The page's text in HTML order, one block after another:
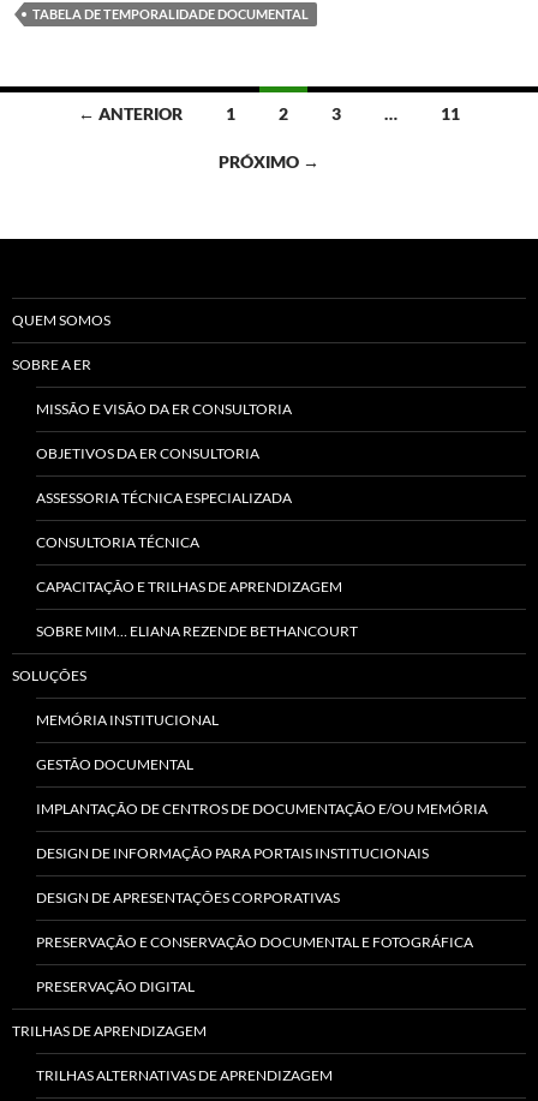
TABELA DE TEMPORALIDADE DOCUMENTAL
Navegação
← ANTERIOR 1 2 3 … 11
PRÓXIMO →
QUEM SOMOS
SOBRE A ER
MISSÃO E VISÃO DA ER CONSULTORIA
OBJETIVOS DA ER CONSULTORIA
ASSESSORIA TÉCNICA ESPECIALIZADA
CONSULTORIA TÉCNICA
CAPACITAÇÃO E TRILHAS DE APRENDIZAGEM
SOBRE MIM… ELIANA REZENDE BETHANCOURT
SOLUÇÕES
MEMÓRIA INSTITUCIONAL
GESTÃO DOCUMENTAL
IMPLANTAÇÃO DE CENTROS DE DOCUMENTAÇÃO E/OU MEMÓRIA
DESIGN DE INFORMAÇÃO PARA PORTAIS INSTITUCIONAIS
DESIGN DE APRESENTAÇÕES CORPORATIVAS
PRESERVAÇÃO E CONSERVAÇÃO DOCUMENTAL E FOTOGRÁFICA
PRESERVAÇÃO DIGITAL
TRILHAS DE APRENDIZAGEM
TRILHAS ALTERNATIVAS DE APRENDIZAGEM